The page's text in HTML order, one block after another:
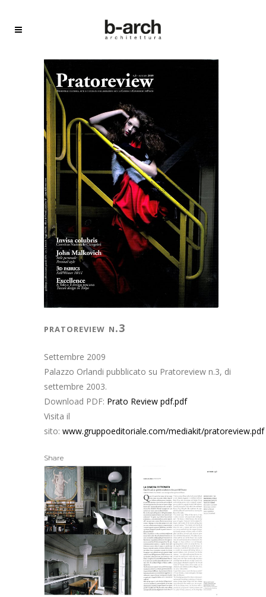
pratoreview n.3
Settembre 2009
Palazzo Orlandi pubblicato su Pratoreview n.3, di
settembre 2003.
Download PDF: Prato Review pdf.pdf
Visita il
sito: www.gruppoeditoriale.com/mediakit/pratoreview.pdf
Share